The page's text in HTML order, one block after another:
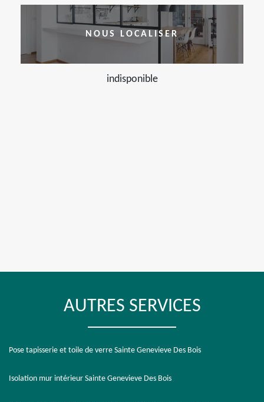
NOUS LOCALISER
indisponible
AUTRES SERVICES
Pose tapisserie et toile de verre Sainte Genevieve Des Bois
Isolation mur intérieur Sainte Genevieve Des Bois